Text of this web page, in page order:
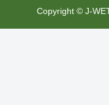
Copyright © J-